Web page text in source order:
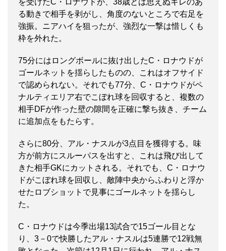
を受けたC・ロナウドが、38歳とは思えぬキレのあ
る動きで相手を剥がし、角度のないところで右足を
強振。ニアハイを狙ったが、強烈な一撃は惜しくも
枠を外れた。
75分にはロングボールに抜け出したC・ロナウドが
ゴールネットを揺らしたものの、これはオフサイド
で認められない。それでも77分、C・ロナウドがペ
ナルティエリア右でこぼれ球を回収すると、複数の
相手DFが作った壁の隙間を正確に撃ち抜き、チーム
に追加点をもたらす。
さらに80分、アル・ナスルが3点目を獲得する。味
方が前方にスルーパスを出すと、これは飛び出して
きた相手GKにカットされる。それでも、C・ロナウ
ドがこぼれ球を回収し、敵陣中央からふわりと浮か
せたロブショットで見事にゴールネットを揺らし
た。
C・ロナウドは今季出場13試合で15ゴール目とな
り、3－0で快勝したアル・ナスルは5連勝で12戦無